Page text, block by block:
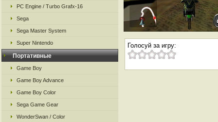
PC Engine / Turbo Grafx-16
Sega
Sega Master System
Super Nintendo
Портативные
Game Boy
Game Boy Advance
Game Boy Color
Sega Game Gear
WonderSwan / Color
Голосуй за игру: